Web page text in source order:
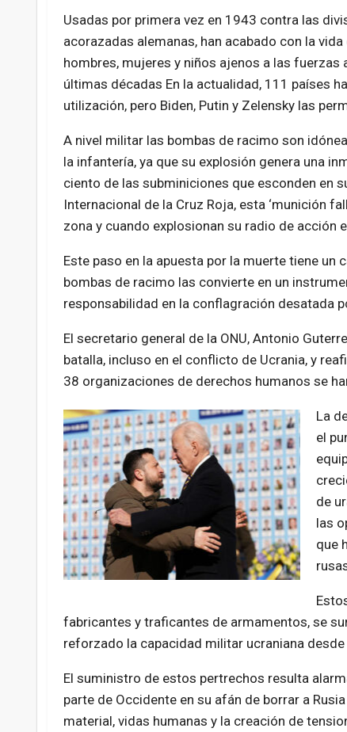
Usadas por primera vez en 1943 contra las
acorazadas alemanas, han acabado con la
hombres, mujeres y niños ajenos a las fuerzas
últimas décadas En la actualidad, 111 países
utilización, pero Biden, Putin y Zelensky las
A nivel militar las bombas de racimo son
la infantería, ya que su explosión genera una
ciento de las subminiciones que esconden en
Internacional de la Cruz Roja, esta ‘munición
zona y cuando explosionan su radio de
Este paso en la apuesta por la muerte tiene un
bombas de racimo las convierte en un
responsabilidad en la conflagración desatada
El secretario general de la ONU, Antonio
batalla, incluso en el conflicto de Ucrania, y
38 organizaciones de derechos humanos se
La
el
de
las
que
fabricantes y traficantes de armamentos, se
reforzado la capacidad militar ucraniana
El suministro de estos pertrechos resulta
parte de Occidente en su afán de borrar a
material, vidas humanas y la creación de